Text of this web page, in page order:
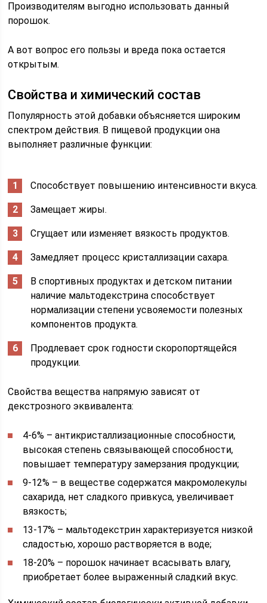
Производителям выгодно использовать данный
порошок.
А вот вопрос его пользы и вреда пока остается
открытым.
Свойства и химический состав
Популярность этой добавки объясняется широким
спектром действия. В пищевой продукции она
выполняет различные функции:
Способствует повышению интенсивности вкуса.
Замещает жиры.
Сгущает или изменяет вязкость продуктов.
Замедляет процесс кристаллизации сахара.
В спортивных продуктах и детском питании
наличие мальтодекстрина способствует
нормализации степени усвояемости полезных
компонентов продукта.
Продлевает срок годности скоропортящейся
продукции.
Свойства вещества напрямую зависят от
декстрозного эквивалента:
4-6% – антикристаллизационные способности,
высокая степень связывающей способности,
повышает температуру замерзания продукции;
9-12% – в веществе содержатся макромолекулы
сахарида, нет сладкого привкуса, увеличивает
вязкость;
13-17% – мальтодекстрин характеризуется низкой
сладостью, хорошо растворяется в воде;
18-20% – порошок начинает всасывать влагу,
приобретает более выраженный сладкий вкус.